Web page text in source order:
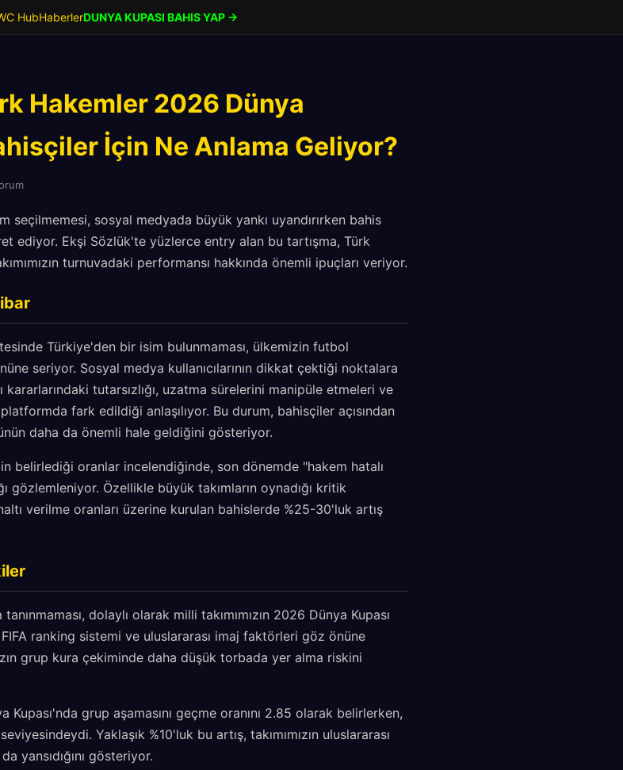
HubHaberlerDUNYA KUPASI BAHIS YAP →
Hakemler 2026 Dünya
İçin Ne Anlama Geliyor?
seçilmemesi, sosyal medyada büyük yankı uyandırırken bahis
ediyor. Ekşi Sözlük'te yüzlerce entry alan bu tartışma, Türk
turnuvadaki performansı hakkında önemli ipuçları veriyor.
Türkiye'den bir isim bulunmaması, ülkemizin futbol
seriyor. Sosyal medya kullanıcılarının dikkat çektiği noktalara
kararlarındaki tutarsızlığı, uzatma sürelerini manipüle etmeleri ve
fark edildiği anlaşılıyor. Bu durum, bahisçiler açısından
daha da önemli hale geldiğini gösteriyor.
belirlediği oranlar incelendiğinde, son dönemde "hakem hatalı
gözlemleniyor. Özellikle büyük takımların oynadığı kritik
verilme oranları üzerine kurulan bahislerde %25-30'luk artış
dolaylı olarak milli takımımızın 2026 Dünya Kupası
ranking sistemi ve uluslararası imaj faktörleri göz önüne
grup kura çekiminde daha düşük torbada yer alma riskini
grup aşamasını geçme oranını 2.85 olarak belirlerken,
Yaklaşık %10'luk bu artış, takımımızın uluslararası
yansıdığını gösteriyor.